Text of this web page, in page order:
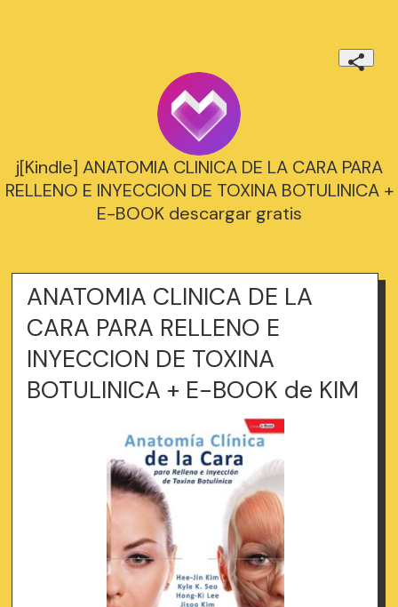
j[Kindle] ANATOMIA CLINICA DE LA CARA PARA
RELLENO E INYECCION DE TOXINA BOTULINICA +
E-BOOK descargar gratis
ANATOMIA CLINICA DE LA
CARA PARA RELLENO E
INYECCION DE TOXINA
BOTULINICA + E-BOOK de KIM